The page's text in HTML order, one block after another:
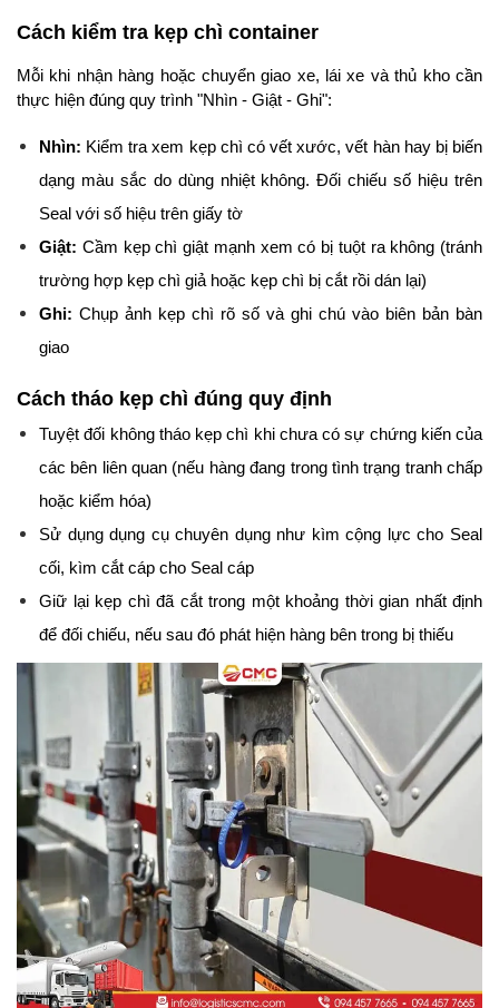
Cách kiểm tra kẹp chì container
Mỗi khi nhận hàng hoặc chuyển giao xe, lái xe và thủ kho cần
thực hiện đúng quy trình "Nhìn - Giật - Ghi":
Nhìn: Kiểm tra xem kẹp chì có vết xước, vết hàn hay bị biến
dạng màu sắc do dùng nhiệt không. Đối chiếu số hiệu trên
Seal với số hiệu trên giấy tờ
Giật: Cầm kẹp chì giật mạnh xem có bị tuột ra không (tránh
trường hợp kẹp chì giả hoặc kẹp chì bị cắt rồi dán lại)
Ghi: Chụp ảnh kẹp chì rõ số và ghi chú vào biên bản bàn
giao
Cách tháo kẹp chì đúng quy định
Tuyệt đối không tháo kẹp chì khi chưa có sự chứng kiến của
các bên liên quan (nếu hàng đang trong tình trạng tranh chấp
hoặc kiểm hóa)
Sử dụng dụng cụ chuyên dụng như kìm cộng lực cho Seal
cối, kìm cắt cáp cho Seal cáp
Giữ lại kẹp chì đã cắt trong một khoảng thời gian nhất định
để đối chiếu, nếu sau đó phát hiện hàng bên trong bị thiếu